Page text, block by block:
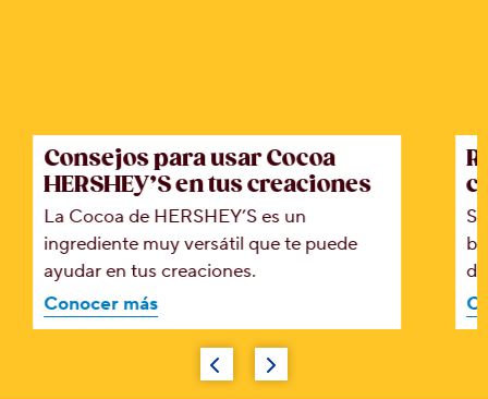
Consejos para usar Cocoa
HERSHEY’S en tus creaciones
La Cocoa de HERSHEY’S es un
ingrediente muy versátil que te puede
ayudar en tus creaciones.
Conocer más